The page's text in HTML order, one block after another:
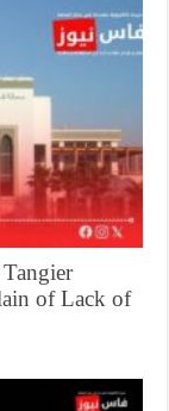
of Lack of